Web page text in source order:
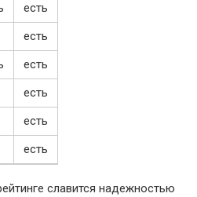
есть
есть
есть
есть
есть
есть
славится надежностью